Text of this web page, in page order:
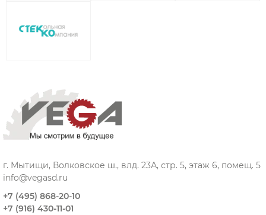
г. Мытищи, Волковское ш., влд. 23А, стр. 5, этаж 6, помещ. 5
info@vegasd.ru
+7 (495) 868-20-10
+7 (916) 430-11-01